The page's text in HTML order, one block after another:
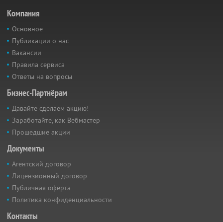
Компания
Основное
Публикации о нас
Вакансии
Правила сервиса
Ответы на вопросы
Бизнес-Партнёрам
Давайте сделаем акцию!
Заработайте, как Вебмастер
Прошедшие акции
Документы
Агентский договор
Лицензионный договор
Публичная оферта
Политика конфиденциальности
Контакты